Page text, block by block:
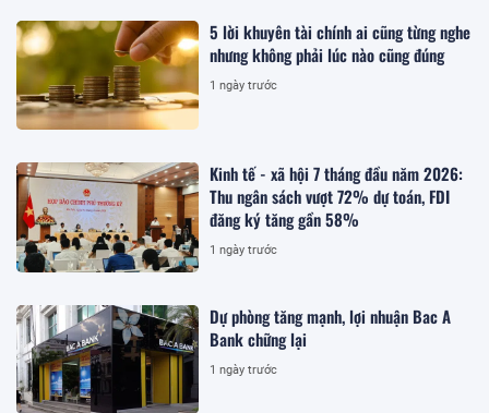
5 lời khuyên tài chính ai cũng từng nghe
nhưng không phải lúc nào cũng đúng
1 ngày trước
Kinh tế - xã hội 7 tháng đầu năm 2026:
Thu ngân sách vượt 72% dự toán, FDI
đăng ký tăng gần 58%
1 ngày trước
Dự phòng tăng mạnh, lợi nhuận Bac A
Bank chững lại
1 ngày trước